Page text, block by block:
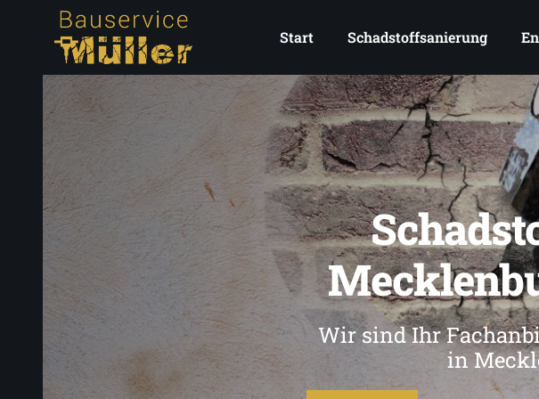
Start Schadstoffsanierung
Wir sind Ihr
in